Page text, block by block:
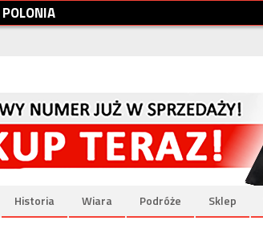
POLONIA
Historia Wiara Podróże Sklep